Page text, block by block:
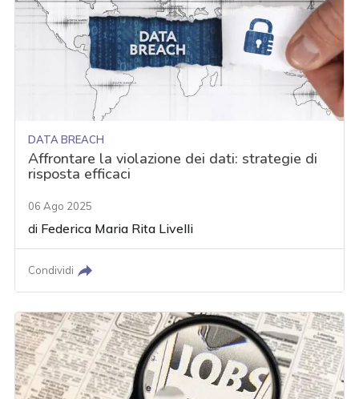
DATA BREACH
Affrontare la violazione dei dati: strategie di
risposta efficaci
06 Ago 2025
di Federica Maria Rita Livelli
Condividi